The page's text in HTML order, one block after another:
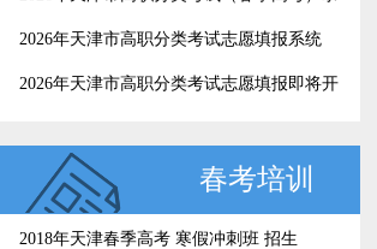
取结果查询
2026年天津市高职分类考试志愿填报系统
2026年天津市高职分类考试志愿填报即将开
春考培训
2018年天津春季高考 寒假冲刺班 招生